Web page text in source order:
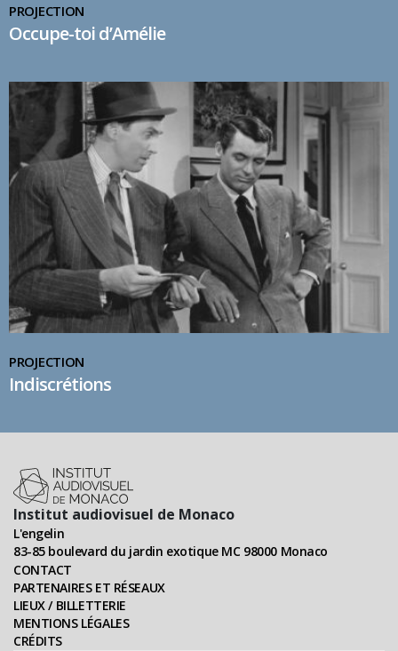
PROJECTION
Occupe-toi d’Amélie
PROJECTION
Indiscrétions
Institut audiovisuel de Monaco
L'engelin
83-85 boulevard du jardin exotique MC 98000 Monaco
CONTACT
PARTENAIRES ET RÉSEAUX
LIEUX / BILLETTERIE
MENTIONS LÉGALES
CRÉDITS